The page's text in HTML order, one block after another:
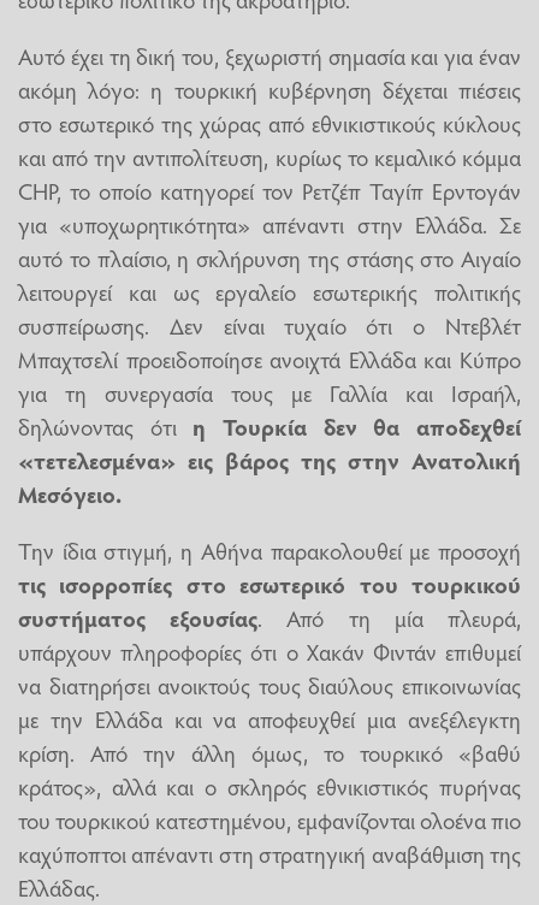
Αυτό έχει τη δική του, ξεχωριστή σημασία και για έναν
ακόμη λόγο: η τουρκική κυβέρνηση δέχεται πιέσεις
στο εσωτερικό της χώρας από εθνικιστικούς κύκλους
και από την αντιπολίτευση, κυρίως το κεμαλικό κόμμα
CHP, το οποίο κατηγορεί τον Ρετζέπ Ταγίπ Ερντογάν
για «υποχωρητικότητα» απέναντι στην Ελλάδα. Σε
αυτό το πλαίσιο, η σκλήρυνση της στάσης στο Αιγαίο
λειτουργεί και ως εργαλείο εσωτερικής πολιτικής
συσπείρωσης. Δεν είναι τυχαίο ότι ο Ντεβλέτ
Μπαχτσελί προειδοποίησε ανοιχτά Ελλάδα και Κύπρο
για τη συνεργασία τους με Γαλλία και Ισραήλ,
δηλώνοντας ότι η Τουρκία δεν θα αποδεχθεί
«τετελεσμένα» εις βάρος της στην Ανατολική
Μεσόγειο.
Την ίδια στιγμή, η Αθήνα παρακολουθεί με προσοχή
τις ισορροπίες στο εσωτερικό του τουρκικού
συστήματος εξουσίας. Από τη μία πλευρά,
υπάρχουν πληροφορίες ότι ο Χακάν Φιντάν επιθυμεί
να διατηρήσει ανοικτούς τους διαύλους επικοινωνίας
με την Ελλάδα και να αποφευχθεί μια ανεξέλεγκτη
κρίση. Από την άλλη όμως, το τουρκικό «βαθύ
κράτος», αλλά και ο σκληρός εθνικιστικός πυρήνας
του τουρκικού κατεστημένου, εμφανίζονται ολοένα πιο
καχύποπτοι απέναντι στη στρατηγική αναβάθμιση της
Ελλάδας.